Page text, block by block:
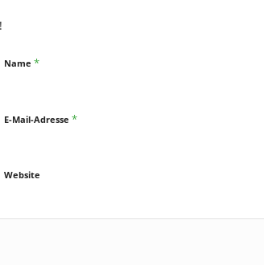
Name *
E-Mail-Adresse *
Website